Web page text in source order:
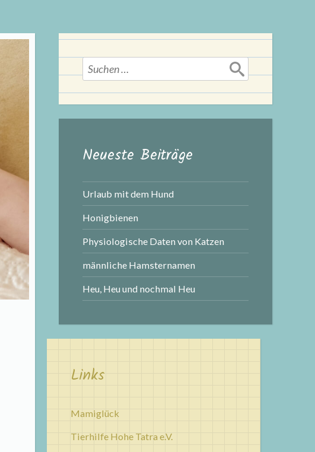
Suchen
nach:
Neueste Beiträge
Urlaub mit dem Hund
Honigbienen
Physiologische Daten von Katzen
männliche Hamsternamen
Heu, Heu und nochmal Heu
Links
Mamiglück
Tierhilfe Hohe Tatra e.V.